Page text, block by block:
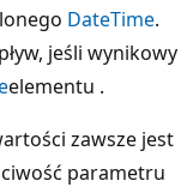
DateTime.
jeśli wynikowy
elementu .
zawsze jest
parametru